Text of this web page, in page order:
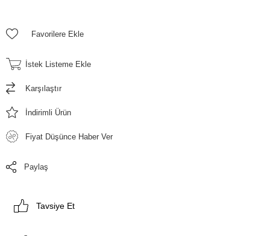
Favorilere Ekle
İstek Listeme Ekle
Karşılaştır
İndirimli Ürün
Fiyat Düşünce Haber Ver
Paylaş
Tavsiye Et